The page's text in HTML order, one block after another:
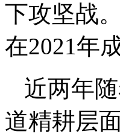
下攻坚战
在2021年
近两年
道精耕层